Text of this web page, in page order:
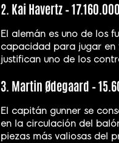
2. Kai Havertz –
El alemán es uno de los
capacidad para jugar en
justifican uno de los
3. Martin Ødegaard –
El capitán gunner se
en la circulación del
piezas más valiosas del